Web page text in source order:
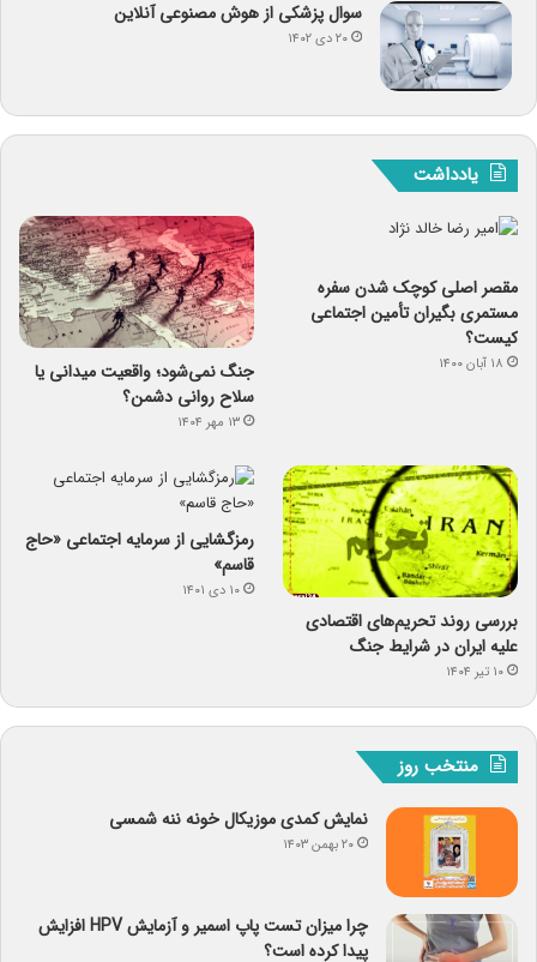
سوال پزشکی از هوش مصنوعی آنلاین
۲۰ دی ۱۴۰۲
یادداشت
مقصر اصلی کوچک شدن سفره
مستمری بگیران تأمین اجتماعی
کیست؟
۱۸ آبان ۱۴۰۰
جنگ نمی‌شود؛ واقعیت میدانی یا
سلاح روانی دشمن؟
۱۳ مهر ۱۴۰۴
بررسی روند تحریم‌های اقتصادی
علیه ایران در شرایط جنگ
۱۰ تیر ۱۴۰۴
رمزگشایی از سرمایه‌ اجتماعی «حاج
قاسم»
۱۰ دی ۱۴۰۱
منتخب روز
نمایش کمدی موزیکال خونه ننه شمسی
۲۰ بهمن ۱۴۰۳
چرا میزان تست پاپ اسمیر و آزمایش HPV افزایش
پیدا کرده است؟